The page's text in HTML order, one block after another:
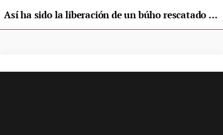
Así ha sido la liberación de un búho rescatado en Llanera el pasado mes de marzo